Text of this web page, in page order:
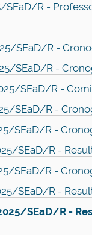
R -
SEaD/R -
SEaD/R -
SEaD/R -
SEaD/R -
SEaD/R -
SEaD/R -
SEaD/R -
SEaD/R -
SEaD/R -